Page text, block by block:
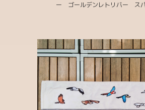
王国パラダイス
シャムドクチュール
マヌルベビー MANUL BABY
カラフルチェックアニマルズ
ー ゴールデンレトリバー ス